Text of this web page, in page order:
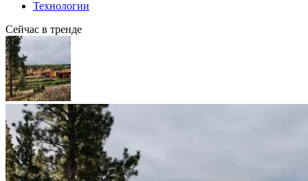
Технологии
Сейчас в тренде